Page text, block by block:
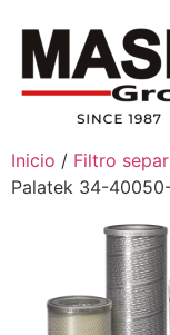
Inicio / Filtro
Palatek 34-